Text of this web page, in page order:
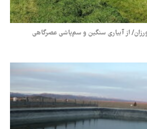
از آبیاری سنگین و سم‌پاشی عصرگاهی